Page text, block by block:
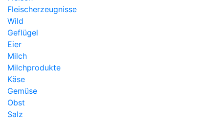
Fleischerzeugnisse
Wild
Geflügel
Eier
Milch
Milchprodukte
Käse
Gemüse
Obst
Salz